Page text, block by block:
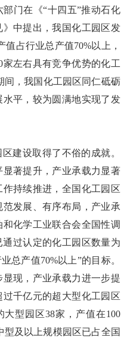
门在《“十四五”推动石化
中提出，我国化工园区发
值占行业总产值70%以上，
左右具有竞争优势的化工
间，我国化工园区同仁砥砺
平，较为圆满地实现了发
设取得了不俗的成就。
著提升，产业承载力显著
持续推进，全国化工园区
发展、有序布局，产业承
化学工业联合会全国性调
过认定的化工园区数量为
总产值70%以上”的目标。
现，产业承载力进一步提
千亿元的超大型化工园区
大型园区38家，产值在100
型及以上规模园区已占全国